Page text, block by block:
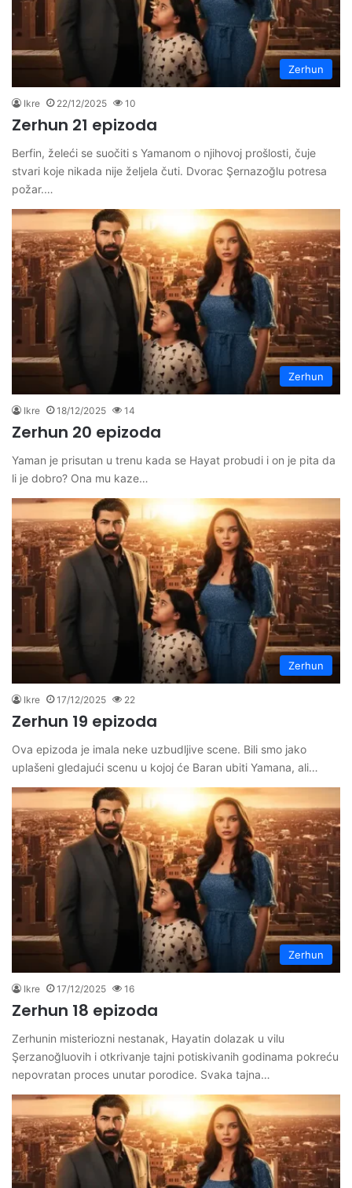
Zerhun
Ikre 22/12/2025 10
Zerhun 21 epizoda
Berfin, želeći se suočiti s Yamanom o njihovoj prošlosti, čuje
stvari koje nikada nije željela čuti. Dvorac Şernazoğlu potresa
požar.…
Zerhun
Ikre 18/12/2025 14
Zerhun 20 epizoda
Yaman je prisutan u trenu kada se Hayat probudi i on je pita da
li je dobro? Ona mu kaze…
Zerhun
Ikre 17/12/2025 22
Zerhun 19 epizoda
Ova epizoda je imala neke uzbudljive scene. Bili smo jako
uplašeni gledajući scenu u kojoj će Baran ubiti Yamana, ali…
Zerhun
Ikre 17/12/2025 16
Zerhun 18 epizoda
Zerhunin misteriozni nestanak, Hayatin dolazak u vilu
Şerzanoğluovih i otkrivanje tajni potiskivanih godinama pokreću
nepovratan proces unutar porodice. Svaka tajna…